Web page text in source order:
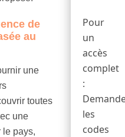
de
au
une
toutes
une
le pays,
Pour
un
accès
complet
:
les
codes